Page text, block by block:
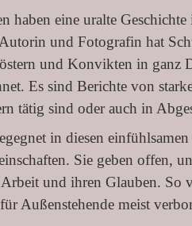
haben eine uralte
und Fotografin hat
und Konvikten in ganz
Es sind Berichte von
tätig sind oder auch in
in diesen
Sie geben offen,
und ihren Glauben. So
Außenstehende meist